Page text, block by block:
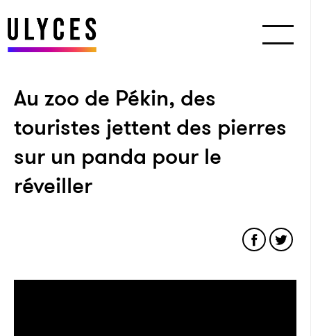
Au zoo de Pékin, des
touristes jettent des pierres
sur un panda pour le
réveiller